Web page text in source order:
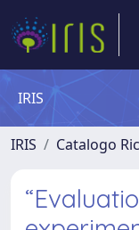
IRIS
IRIS Catalogo